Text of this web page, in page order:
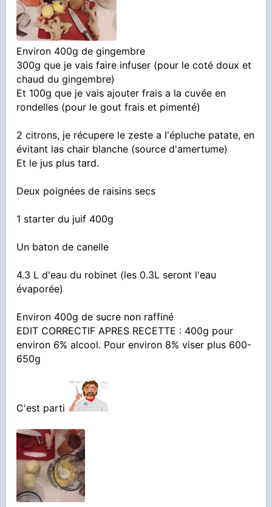
https://onche.org/topic/1[...]viking/
4#message_23141330
Je pose les bases
Je suis un brasseur amateur du dimanche, je ne
refractometre, je fais avec les moyens du bord,
pupilles, papilles et mon pif
Concernant la recette elle est titre
expérimentale, vous découvrirez comme moi au
fil de ce topic si c'est bien et bon ou si c'est de
Ou les deux
Niveau experience, j'en suis a ma 5eme cuvée.
Toutes a base de levure sauvages (excepté
l'hydromel) et rien n'été jeté pour le moment
La recette sera basée sur mon expérience et
sur ce que j'ai pu observer sur internet, les
dosages seront approximatif car je fait tout à
l'oeil
Environ 400g de gingembre
300g que je vais faire infuser (pour le coté doux et
chaud du gingembre)
Et 100g que je vais ajouter frais a la cuvée en
rondelles (pour le gout frais et pimenté)
2 citrons, je récupere le zeste a l'épluche patate, en
évitant las chair blanche (source d'amertume)
Et le jus plus tard.
Deux poignées de raisins secs
1 starter du juif 400g
Un baton de canelle
4.3 L d'eau du robinet (les 0.3L seront l'eau
évaporée)
Environ 400g de sucre non raffiné
EDIT CORRECTIF APRES RECETTE : 400g pour
environ 6% alcool. Pour environ 8% viser plus 600-
650g
C'est parti